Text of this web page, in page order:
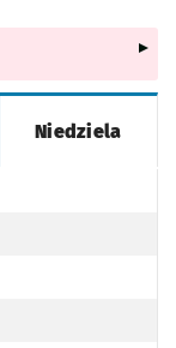
Niedziela